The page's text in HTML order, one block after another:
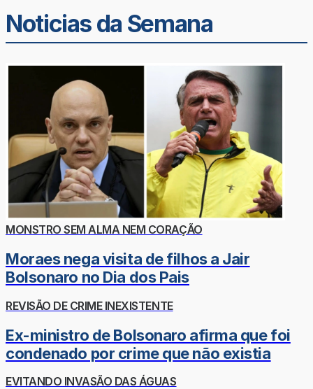
Noticias da Semana
MONSTRO SEM ALMA NEM CORAÇÃO
Moraes nega visita de filhos a Jair
Bolsonaro no Dia dos Pais
REVISÃO DE CRIME INEXISTENTE
Ex-ministro de Bolsonaro afirma que foi
condenado por crime que não existia
EVITANDO INVASÃO DAS ÁGUAS